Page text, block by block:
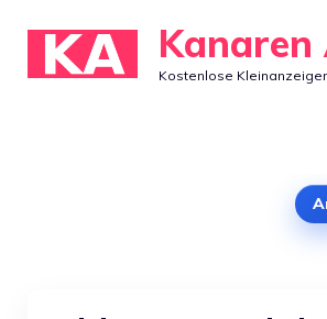
Inhalt
springen
Kanaren
Kostenlose